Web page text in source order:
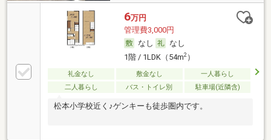
6万円
管理費3,000円
なし
なし
1階 / 1LDK（54m2）
礼金なし 敷金なし
一人暮らし
二人暮らし
バス・トイレ別 駐車場(近隣含)
松本小学校近く♪ゲンキーも徒歩圏内です。